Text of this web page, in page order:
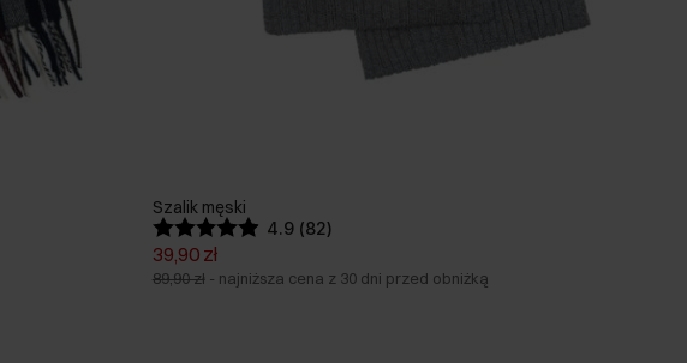
Szalik męski
4.9 (82)
39,90 zł
89,90 zł - najniższa cena z 30 dni przed obniżką